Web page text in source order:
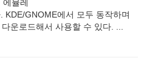
에뮬레
KDE/GNOME에서 모두 동작하며
운로드해서 사용할 수 있다. ...